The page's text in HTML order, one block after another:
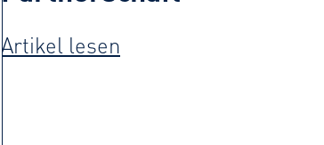
Artikel lesen